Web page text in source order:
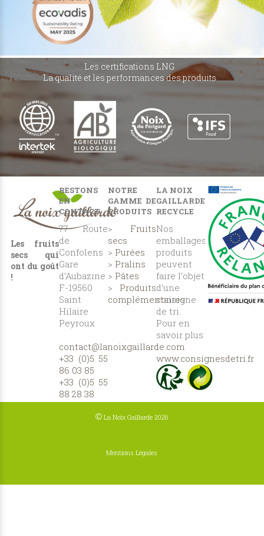
Les certifications LNG
La qualité et les performances des produits
Les fruits
secs qui
ont du goût
!
RESTONS
EN
CONTACT
77 Route
de
Confolens
Gare
d’Aubazine
F-19560
Saint
Hilaire
Peyroux
contact@lanoixgaillarde.com
+33 (0)5 55
86 03 85
+33 (0)5 55
88 28 38
NOTRE
GAMME DE
PRODUITS
> Fruits
secs
> Purées
> Pralins
> Pâtes
> Produits
complémentaires
LA NOIX
GAILLARDE
RECYCLE
Nos
emballages
produits
peuvent
faire l’objet
d’une
consigne
de tri.
Pour en
savoir plus
:
www.consignesdetri.fr
© La Noix Gaillarde 2026
Mentions Légales